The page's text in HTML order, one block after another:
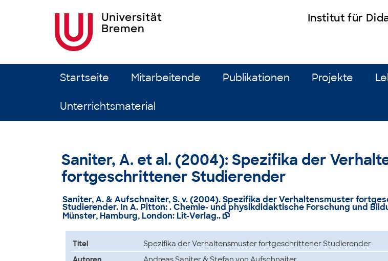
Institut für
Zum Inhalt springen
Startseite Mitarbeitende Publikationen Projekte
Unterrichtsmaterial
Saniter, A. et al. (2004): Spezifika der
fortgeschrittener Studierender
Saniter, A. & Aufschnaiter, S. v. (2004). Spezifika der Verhaltensmuster
Studierender. In A. Pitton: . Chemie- und physikdidaktische Forschung und
Münster, Hamburg, London: Lit-Verlag.. 
Titel
Spezifika der Verhaltensmuster fortgeschrittener Studierender